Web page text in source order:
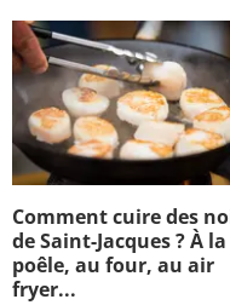
Comment cuire des
de Saint-Jacques ? À la
poêle, au four, au air
fryer...